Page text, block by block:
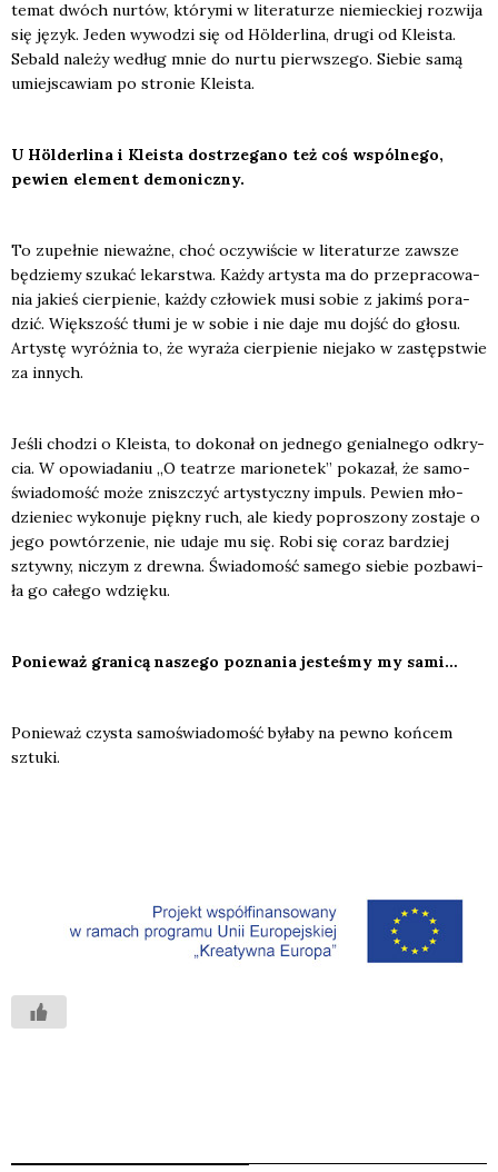
temat dwóch nur­tów, któ­ry­mi w lite­ra­tu­rze nie­miec­kiej roz­wi­ja
się język. Jeden wywo­dzi się od Höl­der­li­na, dru­gi od Kle­ista.
Sebald nale­ży według mnie do nur­tu pierw­sze­go. Sie­bie samą
umiej­sca­wiam po stro­nie Kle­ista.
U Höl­der­li­na i Kle­ista dostrze­ga­no też coś wspól­ne­go,
pewien ele­ment demo­nicz­ny.
To zupeł­nie nie­waż­ne, choć oczy­wi­ście w lite­ra­tu­rze zawsze
będzie­my szu­kać lekar­stwa. Każ­dy arty­sta ma do prze­pra­co­wa­
nia jakieś cier­pie­nie, każ­dy czło­wiek musi sobie z jakimś pora­
dzić. Więk­szość tłu­mi je w sobie i nie daje mu dojść do gło­su.
Arty­stę wyróż­nia to, że wyra­ża cier­pie­nie nie­ja­ko w zastęp­stwie
za innych.
Jeśli cho­dzi o Kle­ista, to doko­nał on jed­ne­go genial­ne­go odkry­
cia. W opo­wia­da­niu „O teatrze mario­ne­tek” poka­zał, że samo­
świa­do­mość może znisz­czyć arty­stycz­ny impuls. Pewien mło­
dzie­niec wyko­nu­je pięk­ny ruch, ale kie­dy popro­szo­ny zosta­je o
jego powtó­rze­nie, nie uda­je mu się. Robi się coraz bar­dziej
sztyw­ny, niczym z drew­na. Świa­do­mość same­go sie­bie pozba­wi­
ła go całe­go wdzię­ku.
Ponie­waż gra­ni­cą nasze­go pozna­nia jeste­śmy my sami…
Ponie­waż czy­sta samo­świa­do­mość była­by na pew­no koń­cem
sztu­ki.